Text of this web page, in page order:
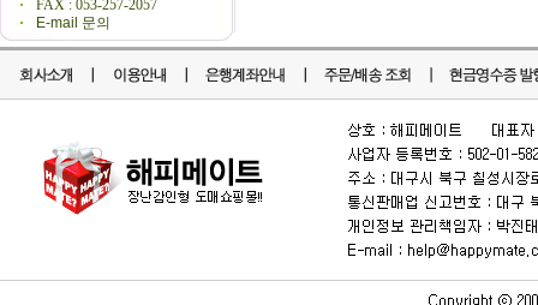
FAX : 053-257-2057
E-mail 문의